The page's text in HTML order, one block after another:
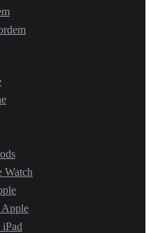
Watch
Apple